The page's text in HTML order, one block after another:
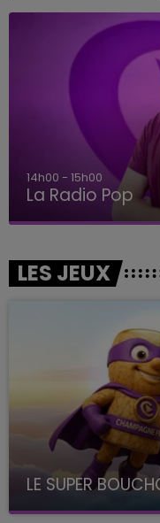
14h00 - 15h00
La Radio Pop
LES JEUX
LE SUPER
avec La Famille